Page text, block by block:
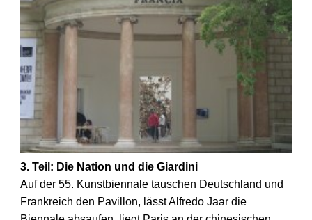
3. Teil: Die Nation und die Giardini
Auf der 55. Kunstbiennale tauschen Deutschland und
Frankreich den Pavillon, lässt Alfredo Jaar die